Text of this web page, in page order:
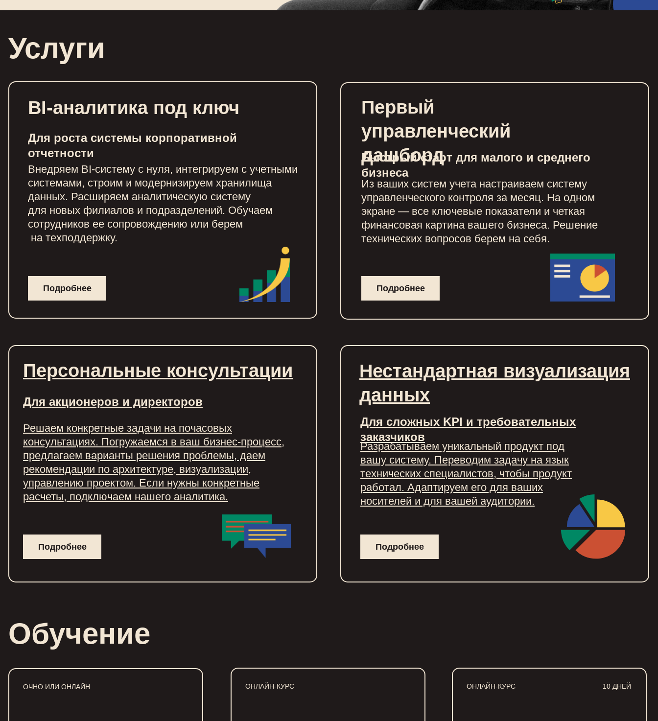
Услуги
Внедряем BI-систему с нуля, интегрируем с учетными
системами, строим и модернизируем хранилища
данных. Расширяем аналитическую систему
для новых филиалов и подразделений. Обучаем
сотрудников ее сопровождению или берем
на техподдержку.
BI-аналитика под ключ
Подробнее
Для роста системы корпоративной
отчетности
Первый
управленческий
дашборд
Из ваших систем учета настраиваем систему
управленческого контроля за месяц. На одном
экране — все ключевые показатели и четкая
финансовая картина вашего бизнеса. Решение
технических вопросов берем на себя.
Подробнее
Быстрый старт для малого и среднего
бизнеса
Персональные консультации
Решаем конкретные задачи на почасовых
консультациях. Погружаемся в ваш бизнес-процесс,
предлагаем варианты решения проблемы, даем
рекомендации по архитектуре, визуализации,
управлению проектом. Если нужны конкретные
расчеты, подключаем нашего аналитика.
Подробнее
Для акционеров и директоров
Нестандартная визуализация
данных
Для сложных KPI и требовательных
заказчиков
Разрабатываем уникальный продукт под
вашу систему. Переводим задачу на язык
технических специалистов, чтобы продукт
работал. Адаптируем его для ваших
носителей и для вашей аудитории.
Подробнее
Обучение
ОЧНО ИЛИ ОНЛАЙН ОНЛАЙН-КУРС 10 ДНЕЙ
ОНЛАЙН-КУРС